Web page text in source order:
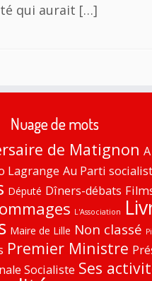
qui aurait […]
Nuage de mots
de Matignon
Lagrange Au Parti
Député Dîners-débats
L'Association
Maire de Lille Non classé
Premier Ministre
Socialiste Ses